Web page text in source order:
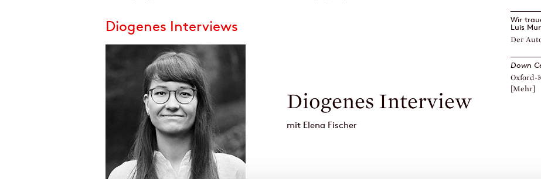
Diogenes Interviews
5 Fragen
an Seraina Kobler
Wir
Luis
Der
Down
Oxford-
[Mehr]